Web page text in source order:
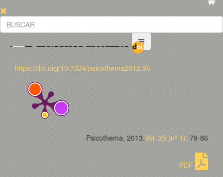
https://doi.org/10.7334/psicothema2012.96
Psicothema, 2013.Vol. 25 (nº 1). 79-86
PDF